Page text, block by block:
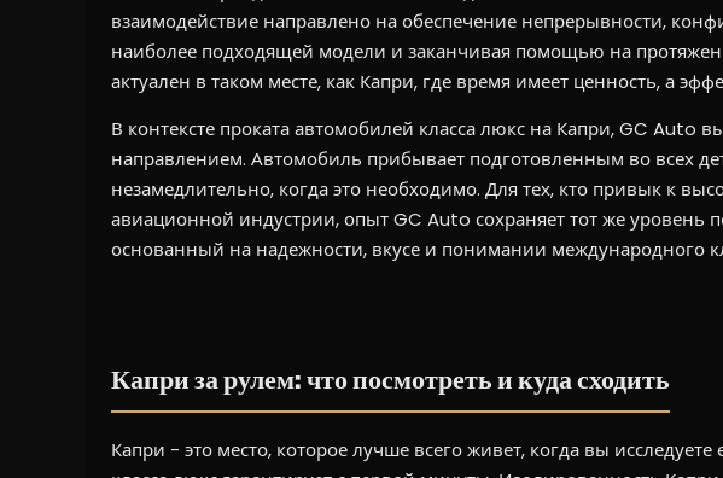
взаимодействие направлено на обеспечение непрерывности,
наиболее подходящей модели и заканчивая помощью на
актуален в таком месте, как Капри, где время имеет ценность, а
В контексте проката автомобилей класса люкс на Капри, GC
направлением. Автомобиль прибывает подготовленным во всех
незамедлительно, когда это необходимо. Для тех, кто привык к
авиационной индустрии, опыт GC Auto сохраняет тот же уровень
основанный на надежности, вкусе и понимании международного
Капри за рулем: что посмотреть и куда сходить
Капри - это место, которое лучше всего живет, когда вы